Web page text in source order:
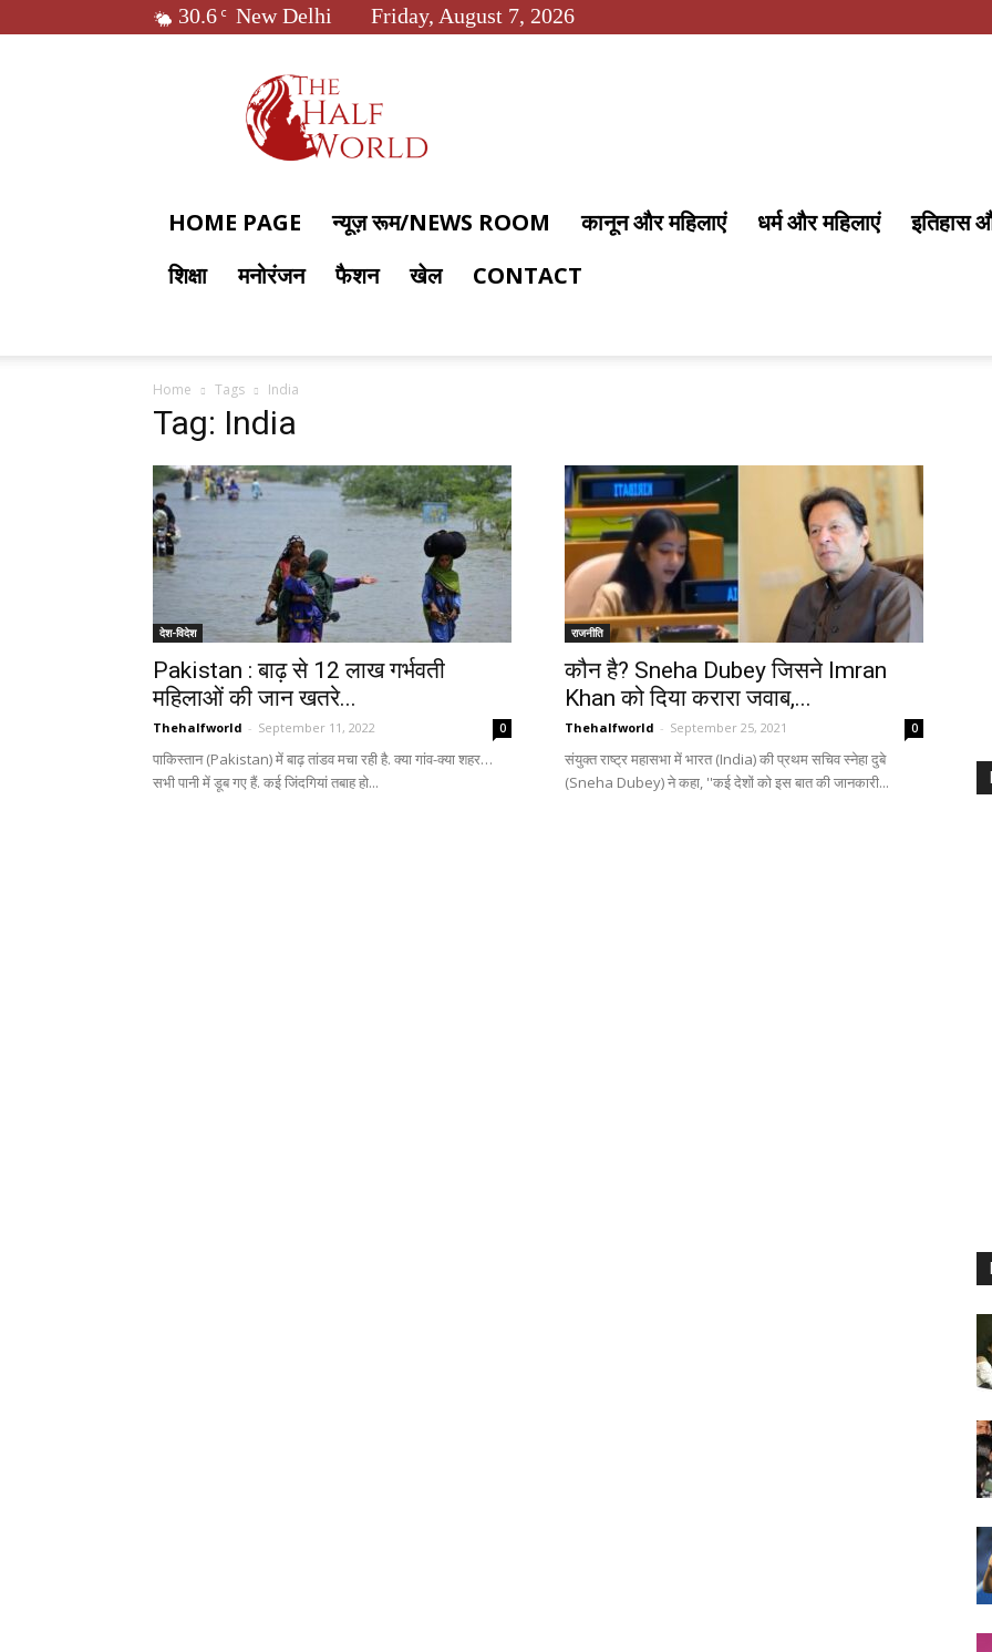
30.6 C New Delhi Friday, August 7, 2026
World
HOME PAGE न्यूज़ रूम/NEWS ROOM कानून और महिलाएं धर्म और महिलाएं इतिहास
शिक्षा
मनोरंजन फैशन खेल CONTACT
Home Tags India
Tag: India
देश-विदेश
Pakistan : बाढ़ से 12 लाख गर्भवती
महिलाओं की जान खतरे...
Thehalfworld - September 11, 2022 0
पाकिस्तान (Pakistan) में बाढ़ तांडव मचा रही है. क्या गांव-क्या शहर…
सभी पानी में डूब गए हैं. कई जिंदगियां तबाह हो...
राजनीति
कौन है? Sneha Dubey जिसने Imran
Khan को दिया करारा जवाब,...
Thehalfworld - September 25, 2021 0
संयुक्त राष्ट्र महासभा में भारत (India) की प्रथम सचिव स्नेहा दुबे
(Sneha Dubey) ने कहा, ''कई देशों को इस बात की जानकारी...